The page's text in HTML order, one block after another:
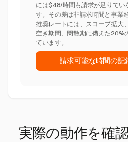
には$48/時間も請求が足りてい
す。その差は非請求時間と事業
推奨レートには、スコープ拡大
空き期間、閑散期に備えた20%
ています。
請求可能な時間の記
実際の動作を確